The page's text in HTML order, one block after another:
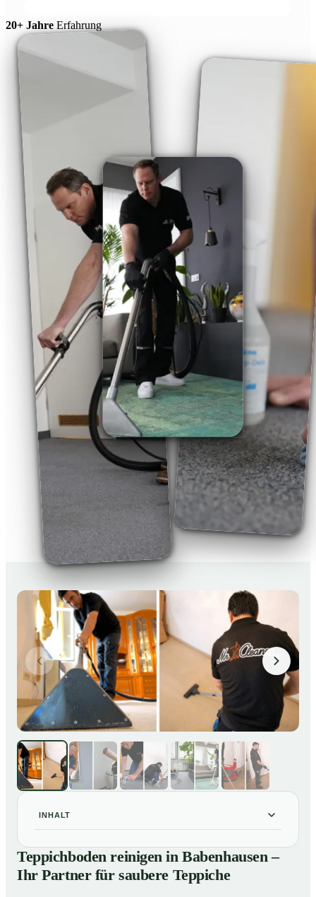
20+ Jahre Erfahrung
INHALT
01Teppichboden reinigen in Babenhausen – Ihr Partner
für saubere Teppiche
Unsere Leistungen beim Teppichboden reinigen in
Teppichboden reinigen in Babenhausen –
Ihr Partner für saubere Teppiche